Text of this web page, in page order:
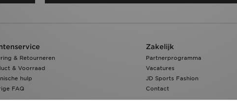
& Retourneren
& Voorraad
hulp
FAQ
Zakelijk
Partnerprogramma
Vacatures
JD Sports Fashion
Contact